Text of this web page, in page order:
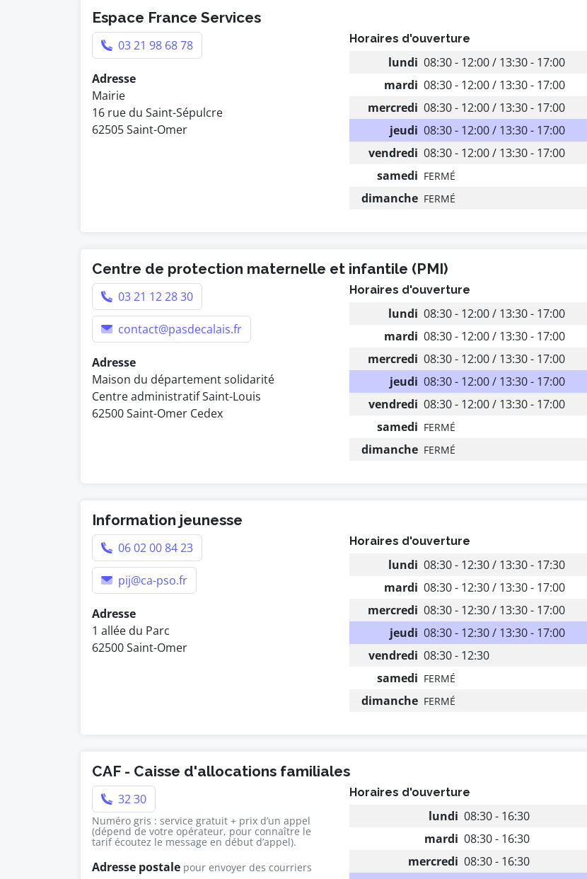
Espace France Services
03 21 98 68 78
Adresse
Mairie
16 rue du Saint-Sépulcre
62505 Saint-Omer
Horaires d'ouverture
lundi 08:30 - 12:00 / 13:30 - 17:00
mardi 08:30 - 12:00 / 13:30 - 17:00
mercredi 08:30 - 12:00 / 13:30 - 17:00
jeudi 08:30 - 12:00 / 13:30 - 17:00
vendredi 08:30 - 12:00 / 13:30 - 17:00
samedi FERMÉ
dimanche FERMÉ
Centre de protection maternelle et infantile (PMI)
03 21 12 28 30
contact@pasdecalais.fr
Adresse
Maison du département solidarité
Centre administratif Saint-Louis
62500 Saint-Omer Cedex
Horaires d'ouverture
lundi 08:30 - 12:00 / 13:30 - 17:00
mardi 08:30 - 12:00 / 13:30 - 17:00
mercredi 08:30 - 12:00 / 13:30 - 17:00
jeudi 08:30 - 12:00 / 13:30 - 17:00
vendredi 08:30 - 12:00 / 13:30 - 17:00
samedi FERMÉ
dimanche FERMÉ
Information jeunesse
06 02 00 84 23
pij@ca-pso.fr
Adresse
1 allée du Parc
62500 Saint-Omer
Horaires d'ouverture
lundi 08:30 - 12:30 / 13:30 - 17:30
mardi 08:30 - 12:30 / 13:30 - 17:00
mercredi 08:30 - 12:30 / 13:30 - 17:00
jeudi 08:30 - 12:30 / 13:30 - 17:00
vendredi 08:30 - 12:30
samedi FERMÉ
dimanche FERMÉ
CAF - Caisse d'allocations familiales
32 30
Numéro gris : service gratuit + prix d’un appel
(dépend de votre opérateur, pour connaître le
tarif écoutez le message en début d’appel).
Adresse postale pour envoyer des courriers
Horaires d'ouverture
lundi 08:30 - 16:30
mardi 08:30 - 16:30
mercredi 08:30 - 16:30